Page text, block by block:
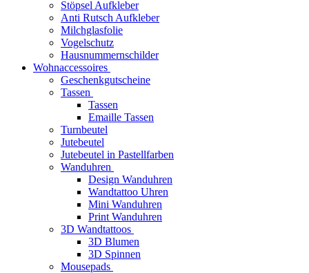
Stöpsel Aufkleber
Anti Rutsch Aufkleber
Milchglasfolie
Vogelschutz
Hausnummernschilder
Wohnaccessoires
Geschenkgutscheine
Tassen
Tassen
Emaille Tassen
Turnbeutel
Jutebeutel
Jutebeutel in Pastellfarben
Wanduhren
Design Wanduhren
Wandtattoo Uhren
Mini Wanduhren
Print Wanduhren
3D Wandtattoos
3D Blumen
3D Spinnen
Mousepads